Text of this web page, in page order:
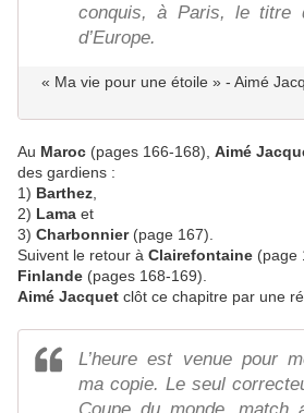
conquis, à Paris, le titre
d’Europe.
« Ma vie pour une étoile » - Aimé
Au Maroc (pages 166-168), Aimé
des gardiens :
1) Barthez,
2) Lama et
3) Charbonnier(page 167).
Suivent le retour à Clairefontaine (page
Finlande (pages 168-169).
Aimé Jacquet clôt ce chapitre par une
L’heure est venue pour
ma copie. Le seul